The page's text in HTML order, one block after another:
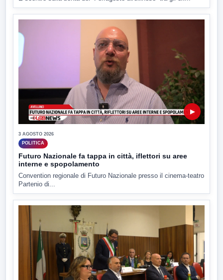
▶
3 AGOSTO 2026
POLITICA
Futuro Nazionale fa tappa in città, iflettori su aree
interne e spopolamento
Convention regionale di Futuro Nazionale presso il cinema-teatro
Partenio di...